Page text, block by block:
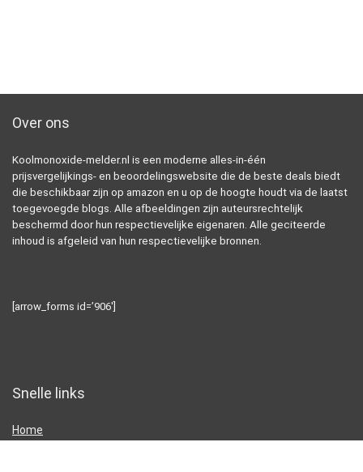
Over ons
Koolmonoxide-melder.nl is een moderne alles-in-één
prijsvergelijkings- en beoordelingswebsite die de beste deals biedt
die beschikbaar zijn op amazon en u op de hoogte houdt via de laatst
toegevoegde blogs. Alle afbeeldingen zijn auteursrechtelijk
beschermd door hun respectievelijke eigenaren. Alle geciteerde
inhoud is afgeleid van hun respectievelijke bronnen.
[arrow_forms id=’906′]
Snelle links
Home